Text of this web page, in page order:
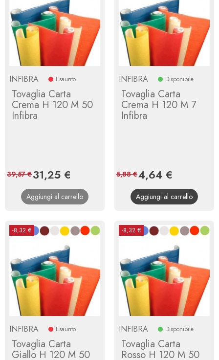
INFIBRA Esaurito
Tovaglia Carta
Crema H 120 M 50
Infibra
Prezzo
31,25 €
base
39,57 €
Aggiungi al carrello
INFIBRA Disponibile
Tovaglia Carta
Crema H 120 M 7
Infibra
Prezzo
4,64 €
base
5,88 €
Aggiungi al carrello
-8,32 €
INFIBRA Esaurito
Tovaglia Carta
Giallo H 120 M 50
-8,32 €
INFIBRA Disponibile
Tovaglia Carta
Rosso H 120 M 50